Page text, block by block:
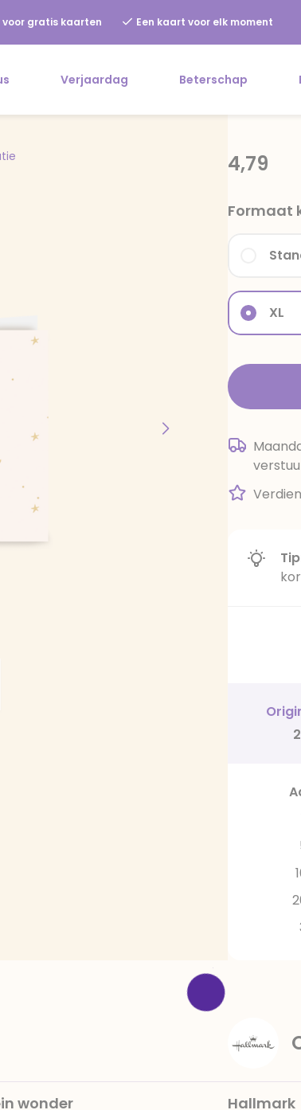
voor gratis kaarten Een kaart voor elk moment
Verjaardag Beterschap
4,79
Formaat
XL
wonder Hallmark